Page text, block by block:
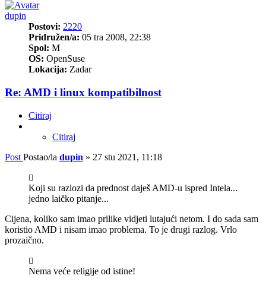
dupin
Postovi: 2220
Pridružen/a: 05 tra 2008, 22:38
Spol: M
OS: OpenSuse
Lokacija: Zadar
Re: AMD i linux kompatibilnost
Citiraj
Citiraj
Post Postao/la dupin » 27 stu 2021, 11:18
Koji su razlozi da prednost daješ AMD-u ispred Intela...
jedno laičko pitanje...
Cijena, koliko sam imao prilike vidjeti lutajući netom. I do sada sam
koristio AMD i nisam imao problema. To je drugi razlog. Vrlo
prozaično.
Nema veće religije od istine!